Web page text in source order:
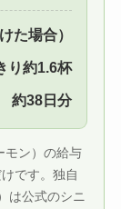
た場合）
り約1.6杯
約38日分
モン）の給与
です。独自
は公式のシニ